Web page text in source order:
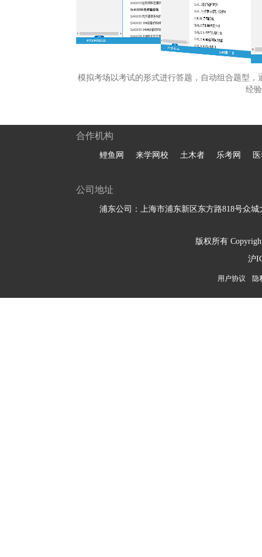
模拟考场以考试的形式进行答题，自动组合题型
经
合作机构
鲤鱼网 来学网校 土木者 乐考网
公司地址
浦东公司：上海市浦东新区东方路818号众城
版权所有
沪
用户协议 隐